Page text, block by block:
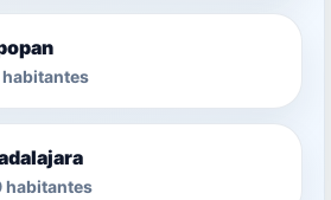
habitantes
habitantes